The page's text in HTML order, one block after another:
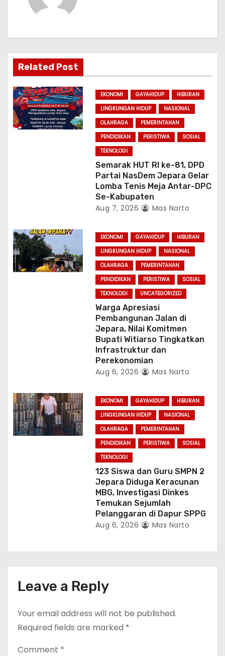
g
a
t
i
o
Related Post
EKONOMI GAYAHIDUP
HIBURAN
LINGKUNGAN HIDUP
NASIONAL
OLAHRAGA
PEMERINTAHAN
PENDIDIKAN
PERISTIWA
SOSIAL
TEKNOLOGI
Semarak HUT RI ke-81, DPD
Partai NasDem Jepara Gelar
Lomba Tenis Meja Antar-DPC
Se-Kabupaten
Aug 7, 2026 Mas Narto
EKONOMI GAYAHIDUP
HIBURAN
LINGKUNGAN HIDUP
NASIONAL
OLAHRAGA
PEMERINTAHAN
PENDIDIKAN
PERISTIWA
SOSIAL
TEKNOLOGI
UNCATEGORIZED
Warga Apresiasi
Pembangunan Jalan di
Jepara, Nilai Komitmen
Bupati Witiarso Tingkatkan
Infrastruktur dan
Perekonomian
Aug 6, 2026 Mas Narto
EKONOMI GAYAHIDUP
HIBURAN
LINGKUNGAN HIDUP
NASIONAL
OLAHRAGA
PEMERINTAHAN
PENDIDIKAN
PERISTIWA
SOSIAL
TEKNOLOGI
123 Siswa dan Guru SMPN 2
Jepara Diduga Keracunan
MBG, Investigasi Dinkes
Temukan Sejumlah
Pelanggaran di Dapur SPPG
Aug 6, 2026 Mas Narto
Leave a Reply
Your email address will not be published.
Required fields are marked *
Comment *